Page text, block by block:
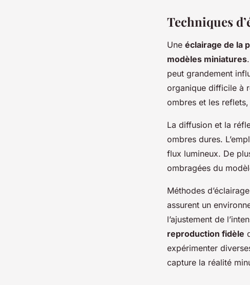
Techniques
Une éclairage de la
modèles miniatures
peut grandement
organique difficile à
ombres et les
La diffusion et la
ombres dures.
flux lumineux. De
ombragées du
Méthodes
assurent un
l’ajustement de
reproduction fidèle
expérimenter
capture la réalité